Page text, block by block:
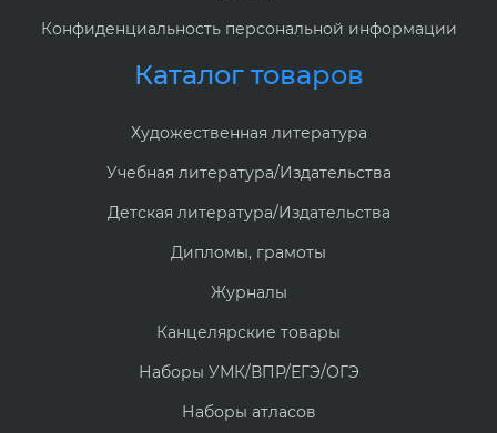
Конфиденциальность персональной информации
Каталог товаров
Художественная литература
Учебная литература/Издательства
Детская литература/Издательства
Дипломы, грамоты
Журналы
Канцелярские товары
Наборы УМК/ВПР/ЕГЭ/ОГЭ
Наборы атласов